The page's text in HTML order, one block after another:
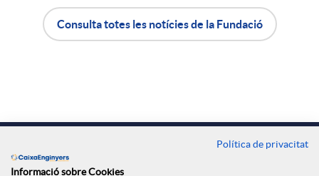
a
l
t
Consulta totes les notícies de la Fundació
Política de privacitat
Informació sobre Cookies